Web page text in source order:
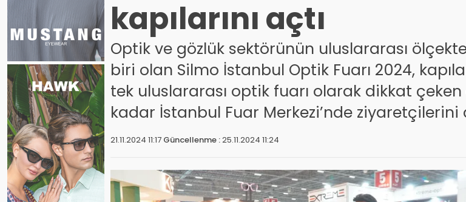
kapılarını açtı
Optik ve gözlük sektörünün uluslararası
biri olan Silmo İstanbul Optik Fuarı 2024,
tek uluslararası optik fuarı olarak dikkat
kadar İstanbul Fuar Merkezi’nde
21.11.2024 11:17 Güncellenme :25.11.2024 11:24